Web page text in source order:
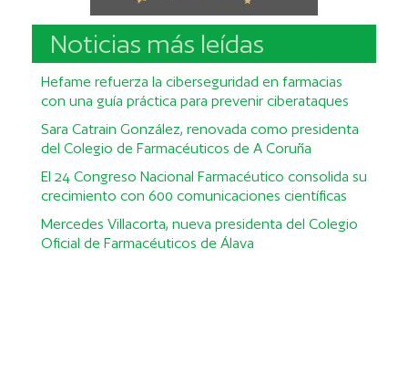
Noticias más leídas
Hefame refuerza la ciberseguridad en farmacias
con una guía práctica para prevenir ciberataques
Sara Catrain González, renovada como presidenta
del Colegio de Farmacéuticos de A Coruña
El 24 Congreso Nacional Farmacéutico consolida su
crecimiento con 600 comunicaciones científicas
Mercedes Villacorta, nueva presidenta del Colegio
Oficial de Farmacéuticos de Álava